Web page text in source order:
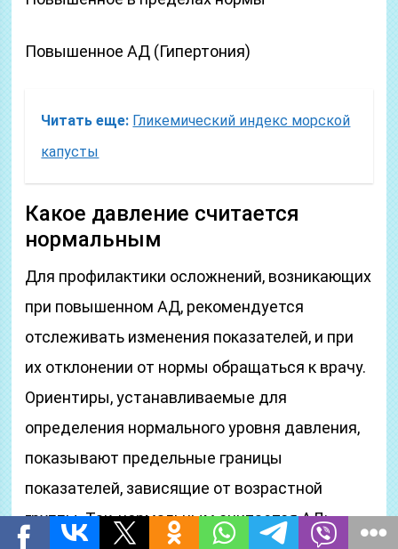
Повышенное АД (Гипертония)
Читать еще: Гликемический индекс морской
капусты
Какое давление считается
нормальным
Для профилактики осложнений, возникающих
при повышенном АД, рекомендуется
отслеживать изменения показателей, и при
их отклонении от нормы обращаться к врачу.
Ориентиры, устанавливаемые для
определения нормального уровня давления,
показывают предельные границы
показателей, зависящие от возрастной
группы. Так, нормальным считается АД: